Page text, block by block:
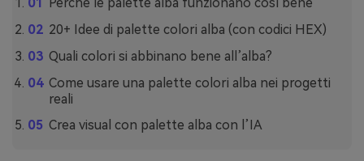
Perché le palette alba funzionano così bene
20+ Idee di palette colori alba (con codici HEX)
Quali colori si abbinano bene all’alba?
Come usare una palette colori alba nei progetti
reali
Crea visual con palette alba con l’IA